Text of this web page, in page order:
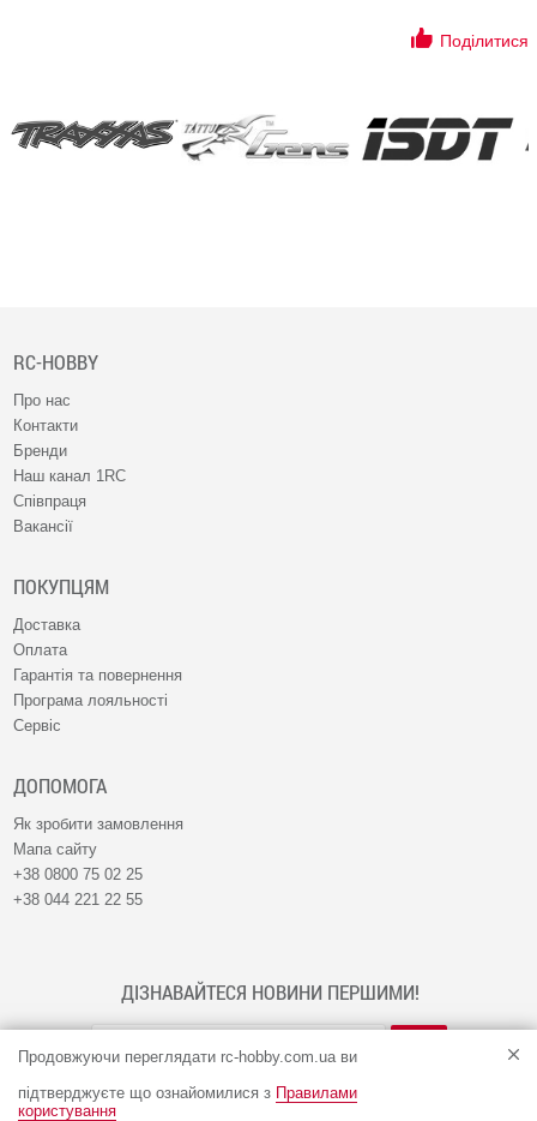
Продовжуючи переглядати rc-hobby.com.ua ви
підтверджуєте що ознайомилися з Правилами
користування
Поділитися
RC-HOBBY
Про нас
Контакти
Бренди
Наш канал 1RC
Співпраця
Вакансії
ПОКУПЦЯМ
Доставка
Оплата
Гарантія та повернення
Програма лояльності
Сервіс
ДОПОМОГА
Як зробити замовлення
Мапа сайту
+38 0800 75 02 25
+38 044 221 22 55
ДІЗНАВАЙТЕСЯ НОВИНИ ПЕРШИМИ!